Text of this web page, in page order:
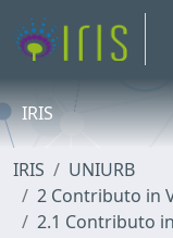
IRIS
IRIS
UNIURB
2 Contributo in
2.1 Contributo